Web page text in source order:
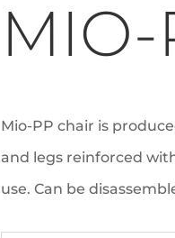
MIO-
Mio-PP chair is
and legs reinforced
use. Can be